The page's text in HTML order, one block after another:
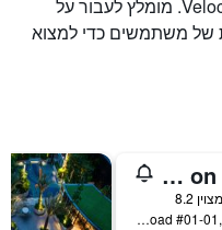
לאירוח ליד Velocity at Novena Square. מומלץ לעבור על
של משתמשים כדי למצוא
Novotel Singapore on Stevens
מצוין 8.2
28 Stevens Road #01-01, Singapore, סינגפור